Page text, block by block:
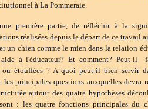
à La Pommeraie.
première partie, de réfléchir à la
réalisées depuis le départ de ce travail
un chien comme le mien dans la relation
à l'éducateur? Et comment? Peut-il
ou étouffées ? A quoi peut-il bien servir
principales questions auxquelles devra
autour des quatre hypothèses
: les quatre fonctions principales du